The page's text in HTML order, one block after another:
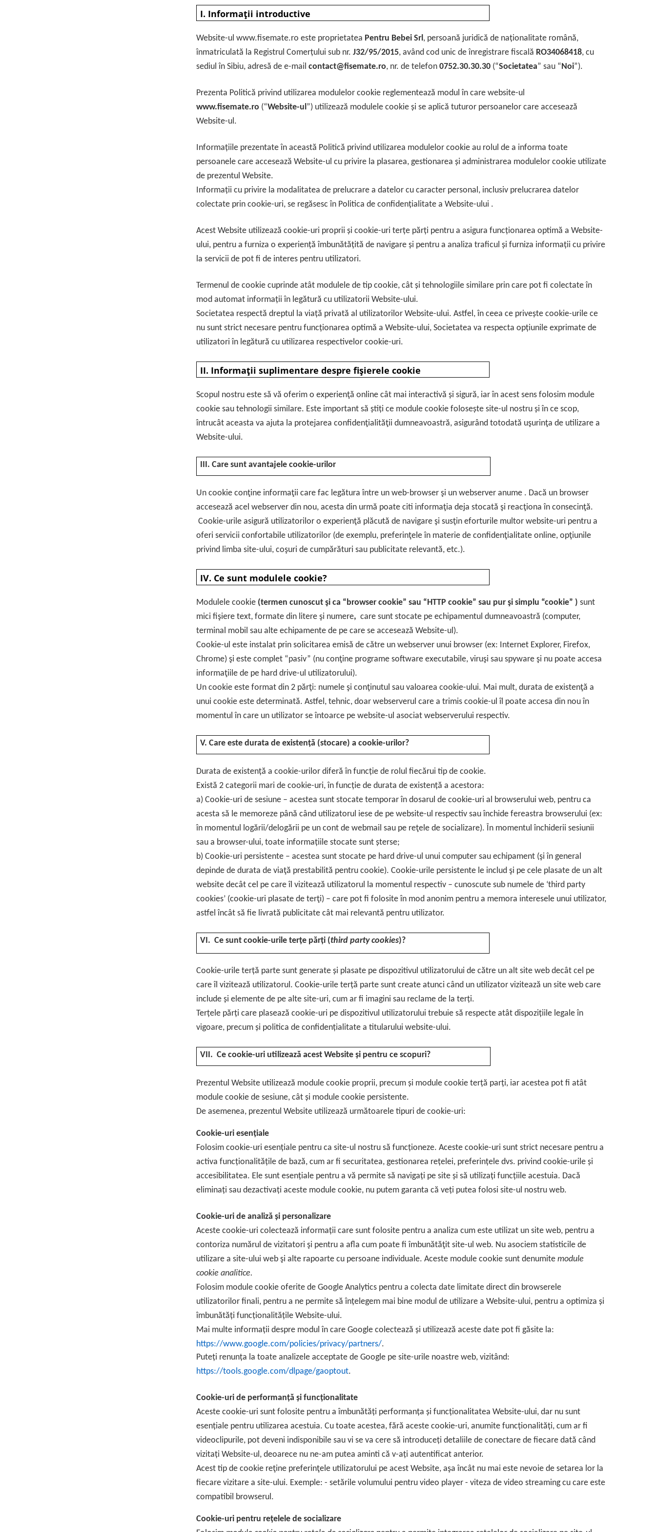
I. Informaţii introductive
Website-ul www.fisemate.ro este proprietatea Pentru Bebei Srl, persoană juridică de naționalitate română,
înmatriculată la Registrul Comerțului sub nr. J32/95/2015, având cod unic de înregistrare fiscală RO34068418, cu
sediul în Sibiu, adresă de e-mail contact@fisemate.ro, nr. de telefon 0752.30.30.30 (“Societatea” sau “Noi”).
Prezenta Politică privind utilizarea modulelor cookie reglementează modul în care website-ul
www.fisemate.ro (“Website-ul”) utilizează modulele cookie și se aplică tuturor persoanelor care accesează
Website-ul.
Informațiile prezentate în această Politică privind utilizarea modulelor cookie au rolul de a informa toate
persoanele care accesează Website-ul cu privire la plasarea, gestionarea și administrarea modulelor cookie utilizate
de prezentul Website.
Informații cu privire la modalitatea de prelucrare a datelor cu caracter personal, inclusiv prelucrarea datelor
colectate prin cookie-uri, se regăsesc în Politica de confidențialitate a Website-ului .
Acest Website utilizează cookie-uri proprii și cookie-uri terțe părți pentru a asigura funcționarea optimă a Website-
ului, pentru a furniza o experiență îmbunătățită de navigare și pentru a analiza traficul și furniza informații cu privire
la servicii de pot fi de interes pentru utilizatori.
Termenul de cookie cuprinde atât modulele de tip cookie, cât și tehnologiile similare prin care pot fi colectate în
mod automat informații în legătură cu utilizatorii Website-ului.
Societatea respectă dreptul la viață privată al utilizatorilor Website-ului. Astfel, în ceea ce privește cookie-urile ce
nu sunt strict necesare pentru funcționarea optimă a Website-ului, Societatea va respecta opțiunile exprimate de
utilizatori în legătură cu utilizarea respectivelor cookie-uri.
II. Informaţii suplimentare despre fişierele cookie
Scopul nostru este să vă oferim o experienţă online cât mai interactivă și sigură, iar în acest sens folosim module
cookie sau tehnologii similare. Este important să știți ce module cookie folosește site-ul nostru și în ce scop,
întrucât aceasta va ajuta la protejarea confidenţialităţii dumneavoastră, asigurând totodată uşurinţa de utilizare a
Website-ului.
III. Care sunt avantajele cookie-urilor
Un cookie conţine informaţii care fac legătura între un web-browser şi un webserver anume . Dacă un browser
accesează acel webserver din nou, acesta din urmă poate citi informaţia deja stocată şi reacţiona în consecinţă.
Cookie-urile asigură utilizatorilor o experienţă plăcută de navigare şi susţin eforturile multor website-uri pentru a
oferi servicii confortabile utilizatorilor (de exemplu, preferinţele în materie de confidenţialitate online, opţiunile
privind limba site-ului, coşuri de cumpărături sau publicitate relevantă, etc.).
IV. Ce sunt modulele cookie?
Modulele cookie (termen cunoscut şi ca “browser cookie” sau “HTTP cookie” sau pur şi simplu “cookie” ) sunt
mici fişiere text, formate din litere şi numere, care sunt stocate pe echipamentul dumneavoastră (computer,
terminal mobil sau alte echipamente de pe care se accesează Website-ul).
Cookie-ul este instalat prin solicitarea emisă de către un webserver unui browser (ex: Internet Explorer, Firefox,
Chrome) şi este complet “pasiv” (nu conţine programe software executabile, viruşi sau spyware şi nu poate accesa
informaţiile de pe hard drive-ul utilizatorului).
Un cookie este format din 2 părţi: numele şi conţinutul sau valoarea cookie-ului. Mai mult, durata de existenţă a
unui cookie este determinată. Astfel, tehnic, doar webserverul care a trimis cookie-ul îl poate accesa din nou în
momentul în care un utilizator se întoarce pe website-ul asociat webserverului respectiv.
V. Care este durata de existență (stocare) a cookie-urilor?
Durata de existență a cookie-urilor diferă în funcție de rolul fiecărui tip de cookie.
Există 2 categorii mari de cookie-uri, în funcție de durata de existență a acestora:
a) Cookie-uri de sesiune – acestea sunt stocate temporar în dosarul de cookie-uri al browserului web, pentru ca
acesta să le memoreze până când utilizatorul iese de pe website-ul respectiv sau închide fereastra browserului (ex:
în momentul logării/delogării pe un cont de webmail sau pe reţele de socializare). În momentul închiderii sesiunii
sau a browser-ului, toate informațiile stocate sunt șterse;
b) Cookie-uri persistente – acestea sunt stocate pe hard drive-ul unui computer sau echipament (şi în general
depinde de durata de viaţă prestabilită pentru cookie). Cookie-urile persistente le includ şi pe cele plasate de un alt
website decât cel pe care îl vizitează utilizatorul la momentul respectiv – cunoscute sub numele de ‘third party
cookies’ (cookie-uri plasate de terţi) – care pot fi folosite în mod anonim pentru a memora interesele unui utilizator,
astfel încât să fie livrată publicitate cât mai relevantă pentru utilizator.
VI. Ce sunt cookie-urile terțe părți (third party cookies)?
Cookie-urile terță parte sunt generate și plasate pe dispozitivul utilizatorului de către un alt site web decât cel pe
care îl vizitează utilizatorul. Cookie-urile terță parte sunt create atunci când un utilizator vizitează un site web care
include și elemente de pe alte site-uri, cum ar fi imagini sau reclame de la terți.
Terțele părți care plasează cookie-uri pe dispozitivul utilizatorului trebuie să respecte atât dispozițiile legale în
vigoare, precum și politica de confidențialitate a titularului website-ului.
VII. Ce cookie-uri utilizează acest Website și pentru ce scopuri?
Prezentul Website utilizează module cookie proprii, precum și module cookie terță parți, iar acestea pot fi atât
module cookie de sesiune, cât și module cookie persistente.
De asemenea, prezentul Website utilizează următoarele tipuri de cookie-uri:
Cookie-uri esențiale
Folosim cookie-uri esențiale pentru ca site-ul nostru să funcționeze. Aceste cookie-uri sunt strict necesare pentru a
activa funcționalitățile de bază, cum ar fi securitatea, gestionarea rețelei, preferințele dvs. privind cookie-urile și
accesibilitatea. Ele sunt esențiale pentru a vă permite să navigați pe site și să utilizați funcțiile acestuia. Dacă
eliminați sau dezactivați aceste module cookie, nu putem garanta că veți putea folosi site-ul nostru web.
Cookie-uri de analiză și personalizare
Aceste cookie-uri colectează informații care sunt folosite pentru a analiza cum este utilizat un site web, pentru a
contoriza numărul de vizitatori şi pentru a afla cum poate fi îmbunătăţit site-ul web. Nu asociem statisticile de
utilizare a site-ului web şi alte rapoarte cu persoane individuale. Aceste module cookie sunt denumite module
cookie analitice.
Folosim module cookie oferite de Google Analytics pentru a colecta date limitate direct din browserele
utilizatorilor finali, pentru a ne permite să înțelegem mai bine modul de utilizare a Website-ului, pentru a optimiza și
îmbunătăți funcționalitățile Website-ului.
Mai multe informații despre modul în care Google colectează și utilizează aceste date pot fi găsite la:
https://www.google.com/policies/privacy/partners/.
Puteți renunța la toate analizele acceptate de Google pe site-urile noastre web, vizitând:
https://tools.google.com/dlpage/gaoptout.
Cookie-uri de performanță și funcționalitate
Aceste cookie-uri sunt folosite pentru a îmbunătăți performanța și funcționalitatea Website-ului, dar nu sunt
esențiale pentru utilizarea acestuia. Cu toate acestea, fără aceste cookie-uri, anumite funcționalități, cum ar fi
videoclipurile, pot deveni indisponibile sau vi se va cere să introduceți detaliile de conectare de fiecare dată când
vizitați Website-ul, deoarece nu ne-am putea aminti că v-ați autentificat anterior.
Acest tip de cookie reţine preferinţele utilizatorului pe acest Website, aşa încât nu mai este nevoie de setarea lor la
fiecare vizitare a site-ului. Exemple: - setările volumului pentru video player - viteza de video streaming cu care este
compatibil browserul.
Cookie-uri pentru rețelele de socializare